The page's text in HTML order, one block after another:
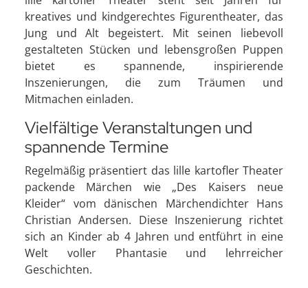
kreatives und kindgerechtes Figurentheater, das
Jung und Alt begeistert. Mit seinen liebevoll
gestalteten Stücken und lebensgroßen Puppen
bietet es spannende, inspirierende
Inszenierungen, die zum Träumen und
Mitmachen einladen.
Vielfältige Veranstaltungen und
spannende Termine
Regelmäßig präsentiert das lille kartofler Theater
packende Märchen wie „Des Kaisers neue
Kleider“ vom dänischen Märchendichter Hans
Christian Andersen. Diese Inszenierung richtet
sich an Kinder ab 4 Jahren und entführt in eine
Welt voller Phantasie und lehrreicher
Geschichten.